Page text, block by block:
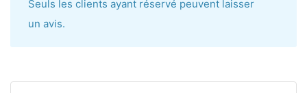
Seuls les clients ayant réservé peuvent laisser
un avis.